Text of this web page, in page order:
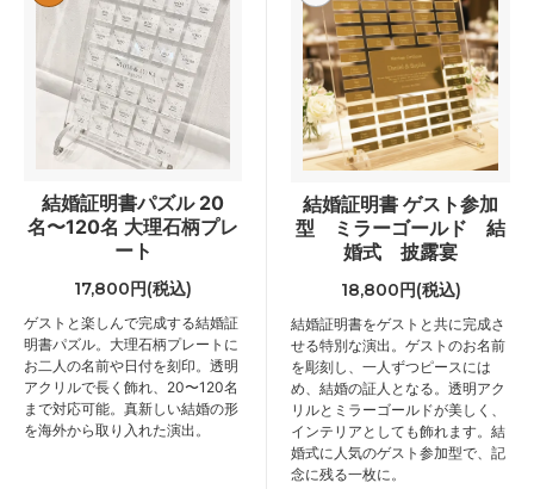
結婚証明書パズル 20
名〜120名 大理石柄プレ
ート
17,800円(税込)
ゲストと楽しんで完成する結婚証
明書パズル。大理石柄プレートに
お二人の名前や日付を刻印。透明
アクリルで長く飾れ、20〜120名
まで対応可能。真新しい結婚の形
を海外から取り入れた演出。
結婚証明書 ゲスト参加
型 ミラーゴールド 結
婚式 披露宴
18,800円(税込)
結婚証明書をゲストと共に完成さ
せる特別な演出。ゲストのお名前
を彫刻し、一人ずつピースには
め、結婚の証人となる。透明アク
リルとミラーゴールドが美しく、
インテリアとしても飾れます。結
婚式に人気のゲスト参加型で、記
念に残る一枚に。